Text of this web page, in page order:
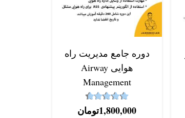
دوره جامع مدیریت راه
هوایی Airway
Management
نمره4.64 از 5 1,800,000تومان